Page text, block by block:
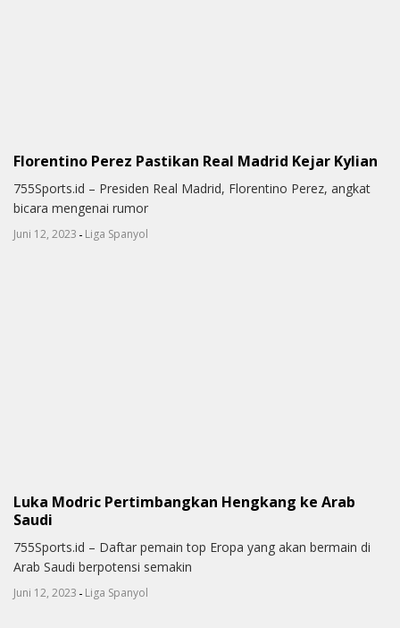
Florentino Perez Pastikan Real Madrid Kejar Kylian
755Sports.id – Presiden Real Madrid, Florentino Perez, angkat
bicara mengenai rumor
Juni 12, 2023 - Liga Spanyol
Luka Modric Pertimbangkan Hengkang ke Arab
Saudi
755Sports.id – Daftar pemain top Eropa yang akan bermain di
Arab Saudi berpotensi semakin
Juni 12, 2023 - Liga Spanyol